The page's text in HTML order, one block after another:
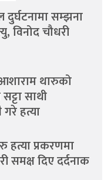
सम्झना
विनोद चौधरी
थारुको
साथी
हत्या
हत्या प्रकरणमा
समक्ष दिए दर्दनाक